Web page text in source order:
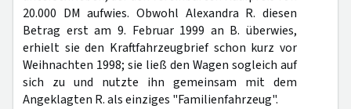
20.000 DM aufwies. Obwohl Alexandra R. diesen
Betrag erst am 9. Februar 1999 an B. überwies,
erhielt sie den Kraftfahrzeugbrief schon kurz vor
Weihnachten 1998; sie ließ den Wagen sogleich auf
sich zu und nutzte ihn gemeinsam mit dem
Angeklagten R. als einziges "Familienfahrzeug".